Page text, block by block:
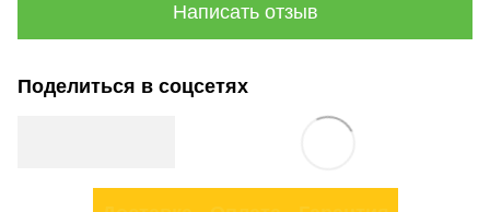
Написать отзыв
Поделиться в соцсетях